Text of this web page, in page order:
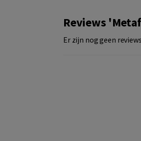
Reviews
Er zijn nog geen